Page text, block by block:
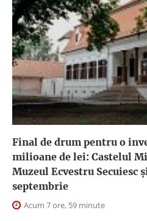
Final de drum pentru o
milioane de lei: Castelul
Muzeul Ecvestru Secuiesc
septembrie
Acum 7 ore, 59 minute